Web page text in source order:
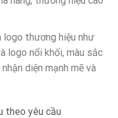
logo thương hiệu như
logo nổi khối, màu sắc
diện mạnh mẽ và
theo yêu cầu